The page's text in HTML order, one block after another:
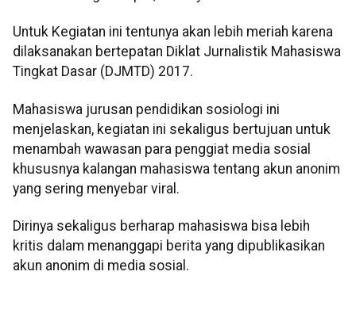
Untuk Kegiatan ini tentunya akan lebih meriah karena
dilaksanakan bertepatan Diklat Jurnalistik Mahasiswa
Tingkat Dasar (DJMTD) 2017.
Mahasiswa jurusan pendidikan sosiologi ini
menjelaskan, kegiatan ini sekaligus bertujuan untuk
menambah wawasan para penggiat media sosial
khususnya kalangan mahasiswa tentang akun anonim
yang sering menyebar viral.
Dirinya sekaligus berharap mahasiswa bisa lebih
kritis dalam menanggapi berita yang dipublikasikan
akun anonim di media sosial.